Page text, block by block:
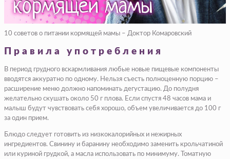
10 советов о питании кормящей мамы – Доктор Комаровский
Правила употребления
В период грудного вскармливания любые новые пищевые компоненты
вводятся аккуратно по одному. Нельзя съесть полноценную порцию –
расширение меню должно напоминать дегустацию. До полудня
желательно скушать около 50 г плова. Если спустя 48 часов мама и
малыш будут чувствовать себя хорошо, объем увеличивается до 100 г
за один прием.
Блюдо следует готовить из низкокалорийных и нежирных
ингредиентов. Свинину и баранину необходимо заменить крольчатиной
или куриной грудкой, а масла использовать по минимуму. Томатную